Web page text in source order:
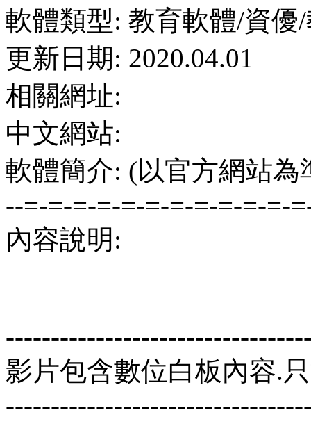
軟體類型: 教育軟體/資優
更新日期: 2020.04.01
相關網址:
中文網站:
軟體簡介: (以官方網站為
--=-=-=-=-=-=-=-=-=-=-=-
內容說明:
影片包含數位白板內容.